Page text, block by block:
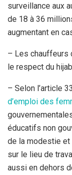
surveillance aux
de 18 à 36
augmentant en
– Les chauffeurs
le respect du
– Selon l’article
d’emploi des
éducatifs non
de la modestie et
sur le lieu de
aussi en dehors